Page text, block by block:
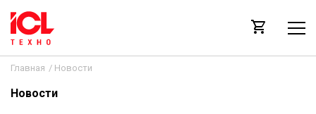
Главная / Новости
Новости